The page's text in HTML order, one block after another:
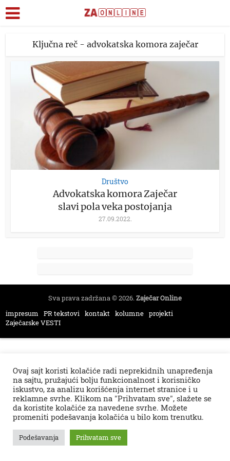
Ključna reč - advokatska komora zaječar
Društvo
Advokatska komora Zaječar
slavi pola veka postojanja
27.09.2022.
Sva prava zadržana © 2026.Zaječar Online
impresum
PR tekstovi kontakt kolumne projekti
Zaječarske VESTI
Ovaj sajt koristi kolačiće radi neprekidnih unapređenja
na sajtu, pružajući bolju funkcionalnost i korisničko
iskustvo, za analizu korišćenja internet stranice i u
reklamne svrhe. Klikom na "Prihvatam sve", slažete se
da koristite kolačiće za navedene svrhe. Možete
promeniti podešavanja kolačića u bilo kom trenutku.
Podešavanja Prihvatam sve